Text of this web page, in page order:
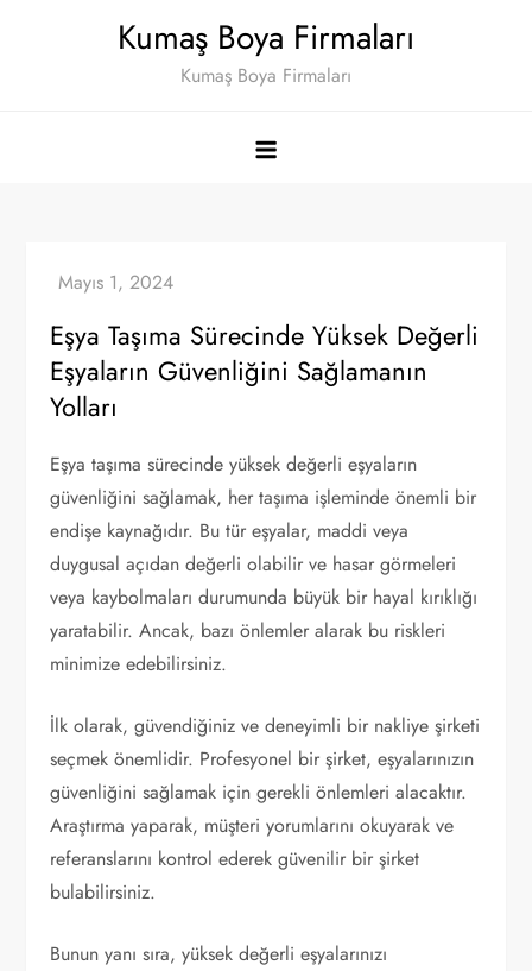
Kumaş Boya Firmaları
Kumaş Boya Firmaları
Eşya Taşıma Sürecinde Yüksek Değerli
Eşyaların Güvenliğini Sağlamanın
Yolları
Eşya taşıma sürecinde yüksek değerli eşyaların
güvenliğini sağlamak, her taşıma işleminde önemli bir
endişe kaynağıdır. Bu tür eşyalar, maddi veya
duygusal açıdan değerli olabilir ve hasar görmeleri
veya kaybolmaları durumunda büyük bir hayal kırıklığı
yaratabilir. Ancak, bazı önlemler alarak bu riskleri
minimize edebilirsiniz.
İlk olarak, güvendiğiniz ve deneyimli bir nakliye şirketi
seçmek önemlidir. Profesyonel bir şirket, eşyalarınızın
güvenliğini sağlamak için gerekli önlemleri alacaktır.
Araştırma yaparak, müşteri yorumlarını okuyarak ve
referanslarını kontrol ederek güvenilir bir şirket
bulabilirsiniz.
Bunun yanı sıra, yüksek değerli eşyalarınızı